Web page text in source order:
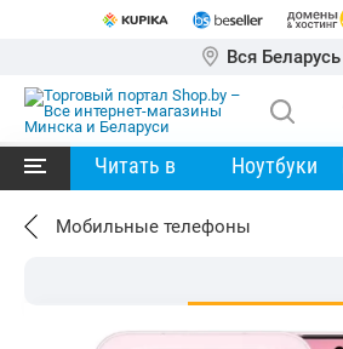
Вся Беларусь
Читать в Ноутбуки
Мобильные телефоны